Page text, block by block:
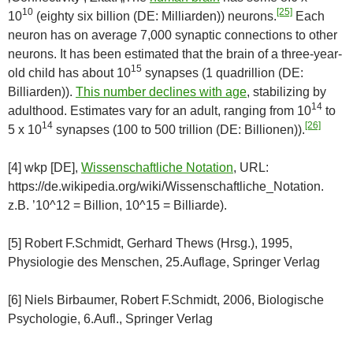
1010 (eighty six billion (DE: Milliarden)) neurons. [25] Each
neuron has on average 7,000 synaptic connections to other
neurons. It has been estimated that the brain of a three-year-
old child has about 1015 synapses (1 quadrillion (DE:
Billiarden)). This number declines with age, stabilizing by
adulthood. Estimates vary for an adult, ranging from 1014 to
5 x 1014 synapses (100 to 500 trillion (DE: Billionen)). [26]
[4] wkp [DE], Wissenschaftliche Notation, URL:
https://de.wikipedia.org/wiki/Wissenschaftliche_Notation.
z.B. ’10^12 = Billion, 10^15 = Billiarde).
[5] Robert F.Schmidt, Gerhard Thews (Hrsg.), 1995,
Physiologie des Menschen, 25.Auflage, Springer Verlag
[6] Niels Birbaumer, Robert F.Schmidt, 2006, Biologische
Psychologie, 6.Aufl., Springer Verlag